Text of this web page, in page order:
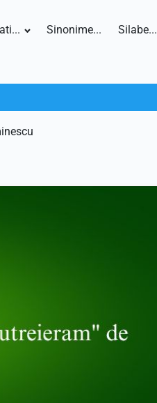
Sinonime... Silabe...